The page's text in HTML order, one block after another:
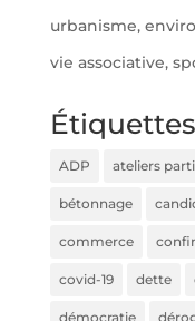
urbanisme,
vie associative,
Étiquettes
ADP ateliers
bétonnage
commerce
covid-19 dette
démocratie